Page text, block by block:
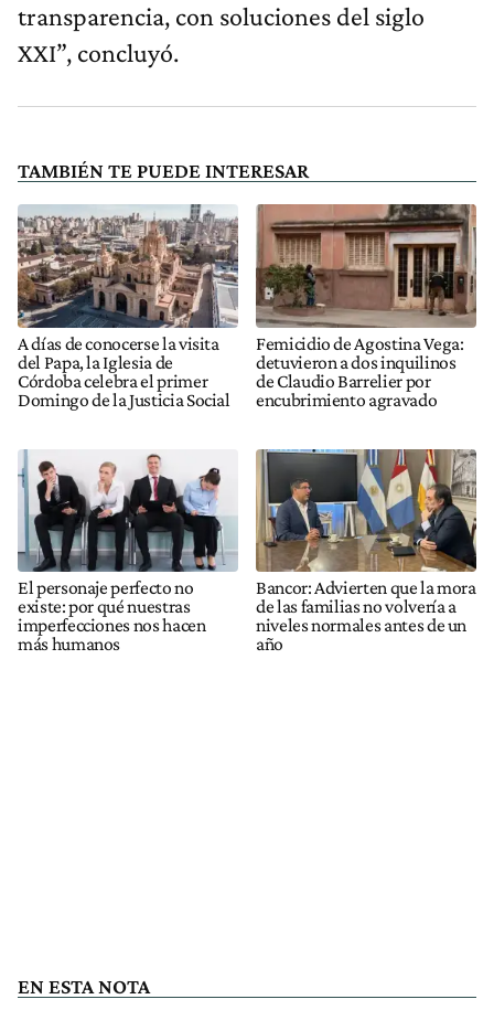
transparencia, con soluciones del siglo
XXI”, concluyó.
TAMBIÉN TE PUEDE INTERESAR
A días de conocerse la visita
del Papa, la Iglesia de
Córdoba celebra el primer
Domingo de la Justicia Social
Femicidio de Agostina Vega:
detuvieron a dos inquilinos
de Claudio Barrelier por
encubrimiento agravado
El personaje perfecto no
existe: por qué nuestras
imperfecciones nos hacen
más humanos
Bancor: Advierten que la mora
de las familias no volvería a
niveles normales antes de un
año
EN ESTA NOTA